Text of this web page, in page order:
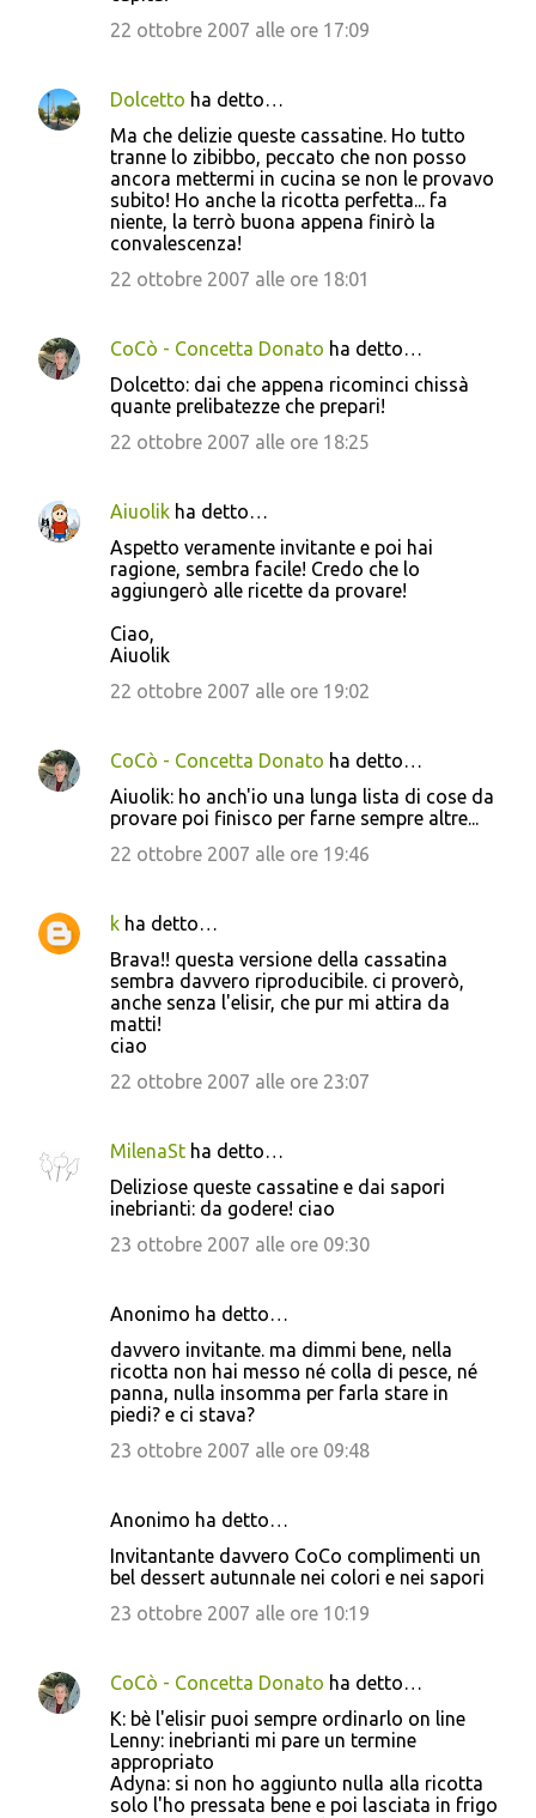
22 ottobre 2007 alle ore 17:09
Dolcetto ha detto…
Ma che delizie queste cassatine. Ho tutto
tranne lo zibibbo, peccato che non posso
ancora mettermi in cucina se non le provavo
subito! Ho anche la ricotta perfetta... fa
niente, la terrò buona appena finirò la
convalescenza!
22 ottobre 2007 alle ore 18:01
CoCò - Concetta Donato ha detto…
Dolcetto: dai che appena ricominci chissà
quante prelibatezze che prepari!
22 ottobre 2007 alle ore 18:25
Aiuolik ha detto…
Aspetto veramente invitante e poi hai
ragione, sembra facile! Credo che lo
aggiungerò alle ricette da provare!
Ciao,
Aiuolik
22 ottobre 2007 alle ore 19:02
CoCò - Concetta Donato ha detto…
Aiuolik: ho anch'io una lunga lista di cose da
provare poi finisco per farne sempre altre...
22 ottobre 2007 alle ore 19:46
k ha detto…
Brava!! questa versione della cassatina
sembra davvero riproducibile. ci proverò,
anche senza l'elisir, che pur mi attira da
matti!
ciao
22 ottobre 2007 alle ore 23:07
MilenaSt ha detto…
Deliziose queste cassatine e dai sapori
inebrianti: da godere! ciao
23 ottobre 2007 alle ore 09:30
Anonimo ha detto…
davvero invitante. ma dimmi bene, nella
ricotta non hai messo né colla di pesce, né
panna, nulla insomma per farla stare in
piedi? e ci stava?
23 ottobre 2007 alle ore 09:48
Anonimo ha detto…
Invitantante davvero CoCo complimenti un
bel dessert autunnale nei colori e nei sapori
23 ottobre 2007 alle ore 10:19
CoCò - Concetta Donato ha detto…
K: bè l'elisir puoi sempre ordinarlo on line
Lenny: inebrianti mi pare un termine
appropriato
Adyna: si non ho aggiunto nulla alla ricotta
solo l'ho pressata bene e poi lasciata in frigo